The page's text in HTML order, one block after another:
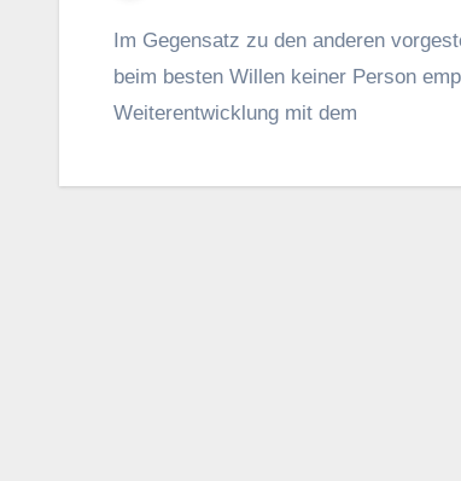
Im Gegensatz zu den anderen
beim besten Willen keiner Person
Weiterentwicklung mit dem